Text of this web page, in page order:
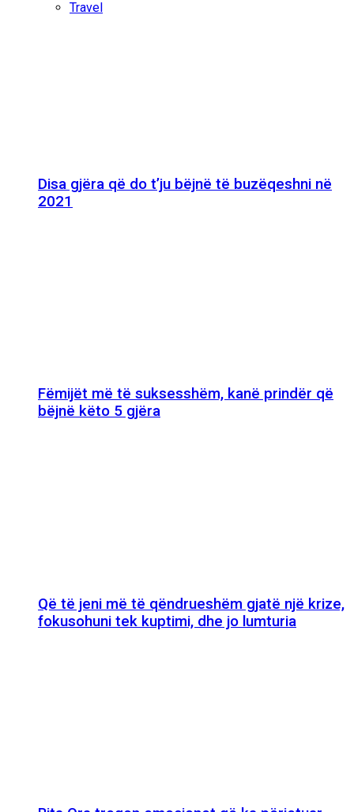
Travel
Disa gjëra që do t’ju bëjnë të buzëqeshni në
2021
Fëmijët më të suksesshëm, kanë prindër që
bëjnë këto 5 gjëra
Që të jeni më të qëndrueshëm gjatë një krize,
fokusohuni tek kuptimi, dhe jo lumturia